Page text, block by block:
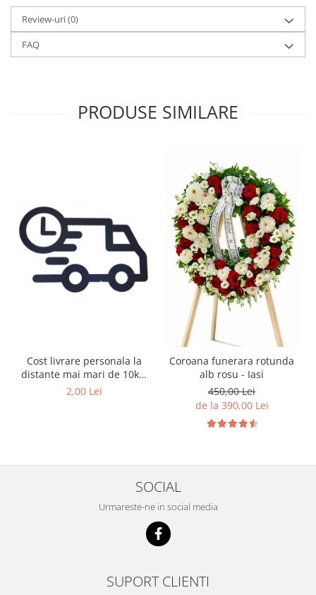
Review-uri(0)
FAQ
PRODUSE SIMILARE
Cost livrare personala la
distante mai mari de 10km
de Iasi
2,00 Lei
Coroana funerara rotunda
alb rosu - Iasi
450,00 Lei
de la 390,00 Lei
SOCIAL
Urmareste-ne in social media
SUPORT CLIENTI